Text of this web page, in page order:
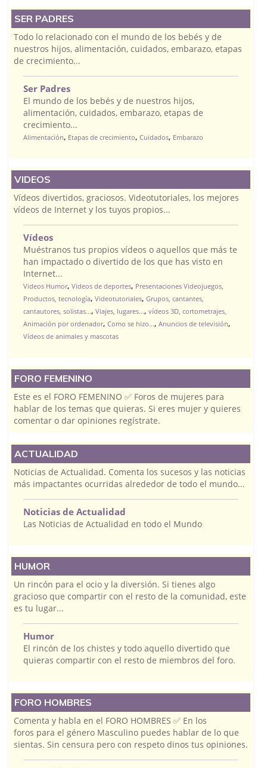
SER PADRES
Todo lo relacionado con el mundo de los bebés y de
nuestros hijos, alimentación, cuidados, embarazo, etapas
de crecimiento...
Ser Padres
El mundo de los bebés y de nuestros hijos,
alimentación, cuidados, embarazo, etapas de
crecimiento...
Alimentación, Etapas de crecimiento, Cuidados, Embarazo
VIDEOS
Vídeos divertidos, graciosos. Videotutoriales, los mejores
vídeos de Internet y los tuyos propios...
Vídeos
Muéstranos tus propios vídeos o aquellos que más te
han impactado o divertido de los que has visto en
Internet...
Videos Humor, Videos de deportes, Presentaciones Videojuegos,
Productos, tecnología, Videotutoriales, Grupos, cantantes,
cantautores, solistas..., Viajes, lugares..., vídeos 3D, cortometrajes,
Animación por ordenador, Como se hizo..., Anuncios de televisión,
Vídeos de animales y mascotas
FORO FEMENINO
Este es el FORO FEMENINO ✅ Foros de mujeres para
hablar de los temas que quieras. Si eres mujer y quieres
comentar o dar opiniones regístrate.
ACTUALIDAD
Noticias de Actualidad. Comenta los sucesos y las noticias
más impactantes ocurridas alrededor de todo el mundo...
Noticias de Actualidad
Las Noticias de Actualidad en todo el Mundo
HUMOR
Un rincón para el ocio y la diversión. Si tienes algo
gracioso que compartir con el resto de la comunidad, este
es tu lugar...
Humor
El rincón de los chistes y todo aquello divertido que
quieras compartir con el resto de miembros del foro.
FORO HOMBRES
Comenta y habla en el FORO HOMBRES ✅ En los
foros para el género Masculino puedes hablar de lo que
sientas. Sin censura pero con respeto dinos tus opiniones.